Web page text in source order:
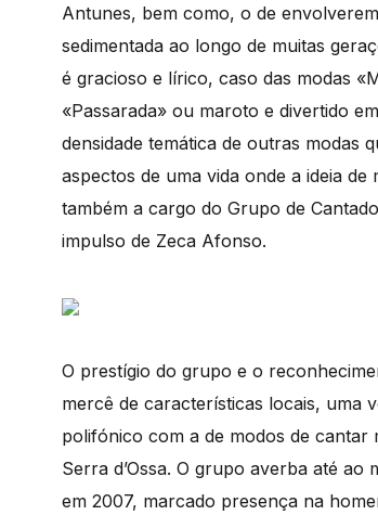
Antunes, bem como, o de
sedimentada ao longo de muitas
é gracioso e lírico, caso das modas
«Passarada» ou maroto e divertido
densidade temática de outras modas
aspectos de uma vida onde a ideia
também a cargo do Grupo de
impulso de Zeca Afonso.
O prestígio do grupo e o
mercê de características locais, uma
polifónico com a de modos de cantar
Serra d’Ossa. O grupo averba até
em 2007, marcado presença na